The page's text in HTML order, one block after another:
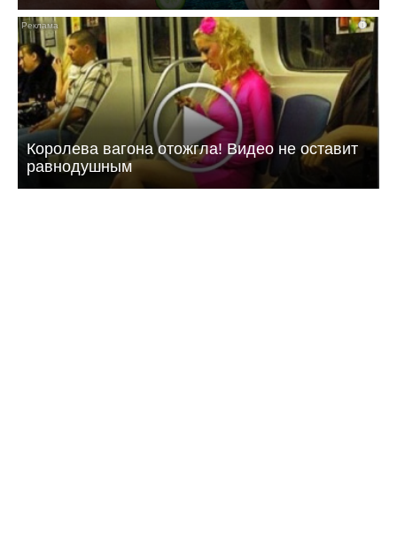
i
Королева вагона отожгла! Видео не оставит
равнодушным